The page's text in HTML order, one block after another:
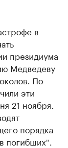
в
президиума
Медведеву
По
эти
21 ноября.
порядка
погибших".